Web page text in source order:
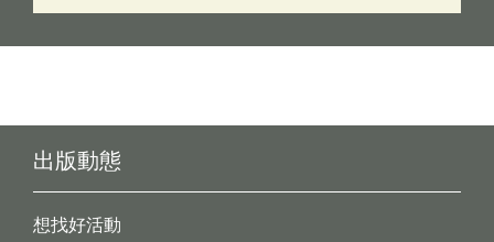
出版動態
想找好活動